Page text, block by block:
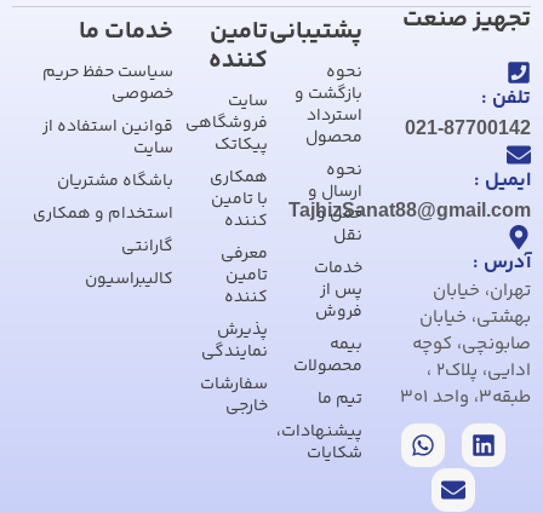
تجهیز صنعت
تلفن :
021-87700142
ایمیل :
TajhizSanat88@gmail.com
آدرس :
تهران، خیابان
بهشتی، خیابان
صابونچی، کوچه
ادایی، پلاک2 ،
طبقه3، واحد 301
پشتیبانی
نحوه
بازگشت و
استرداد
محصول
نحوه
ارسال و
حمل و
نقل
خدمات
پس از
فروش
بیمه
محصولات
تیم ما
پیشنهادات،
شکایات
تامین
کننده
سایت
فروشگاهی
پیکاتک
همکاری
با تامین
کننده
معرفی
تامین
کننده
پذیرش
نمایندگی
سفارشات
خارجی
خدمات ما
سیاست حفظ حریم
خصوصی
قوانین استفاده از
سایت
باشگاه مشتریان
استخدام و همکاری
گارانتی
کالیبراسیون